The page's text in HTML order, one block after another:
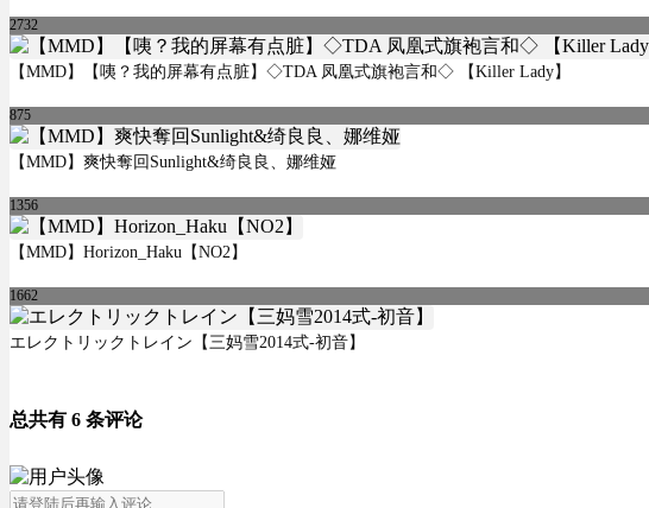
2732
【MMD】【咦？我的屏幕有点脏】◇TDA 凤凰式旗袍言和◇ 【Killer Lady】
875
【MMD】爽快奪回Sunlight&绮良良、娜维娅
1356
【MMD】Horizon_Haku【NO2】
1662
エレクトリックトレイン【三妈雪2014式-初音】
总共有 6 条评论